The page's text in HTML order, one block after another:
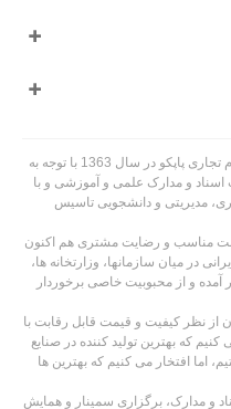
شرکت تولیدی و صنعتی پارسا پلاستیک با نام تجاری پاپکو در سال 1363 با توجه به
اسناد و مدارک علمی و آموزشی و با
مدیریتی و دانشجویی تاسیس
مناسب و رضایت مشتری هم اکنون
در میان سازمانها، وزارتخانه ها،
و از محبوبیت خاصی برخوردار
نظر کیفیت و قیمت قابل رقابت با
که بهترین تولید کننده در صنایع
اما افتخار می کنیم که بهترین ها
و مدارک، برگزاری سمینار و همایش